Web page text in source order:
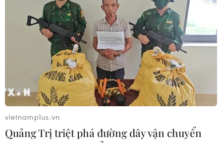
vietnamplus.vn
Quảng Trị triệt phá đường dây vận chuyển